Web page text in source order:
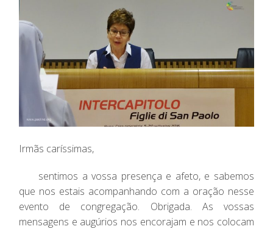
Irmãs caríssimas,
sentimos a vossa presença e afeto, e sabemos
que nos estais acompanhando com a oração nesse
evento de congregação. Obrigada. As vossas
mensagens e augúrios nos encorajam e nos colocam